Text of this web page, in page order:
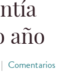
año
| Comentarios